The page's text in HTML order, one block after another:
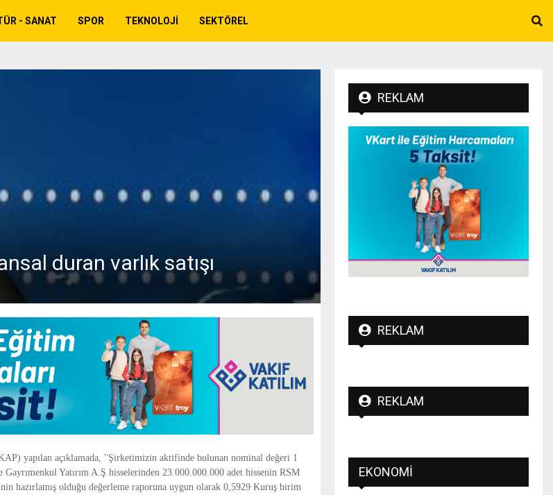
- SANAT SPOR TEKNOLOJI SEKTÖREL
duran varlık satışı
yapılan açıklamada, ''Şirketimizin aktifinde bulunan nominal değeri 1
Gayrımenkul Yatırım A.Ş hisselerinden 23.000.000.000 adet hissenin RSM
hazırlamış olduğu değerleme raporuna uygun olarak 0,5929 Kuruş birim
REKLAM
REKLAM
REKLAM
EKONOMI